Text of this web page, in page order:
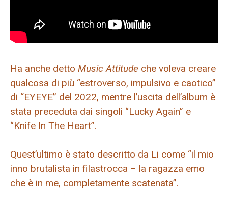
Ha anche detto Music Attitude che voleva creare
qualcosa di più “estroverso, impulsivo e caotico”
di “EYEYE” del 2022, mentre l’uscita dell’album è
stata preceduta dai singoli “Lucky Again” e
“Knife In The Heart”.
Quest’ultimo è stato descritto da Li come “il mio
inno brutalista in filastrocca – la ragazza emo
che è in me, completamente scatenata”.